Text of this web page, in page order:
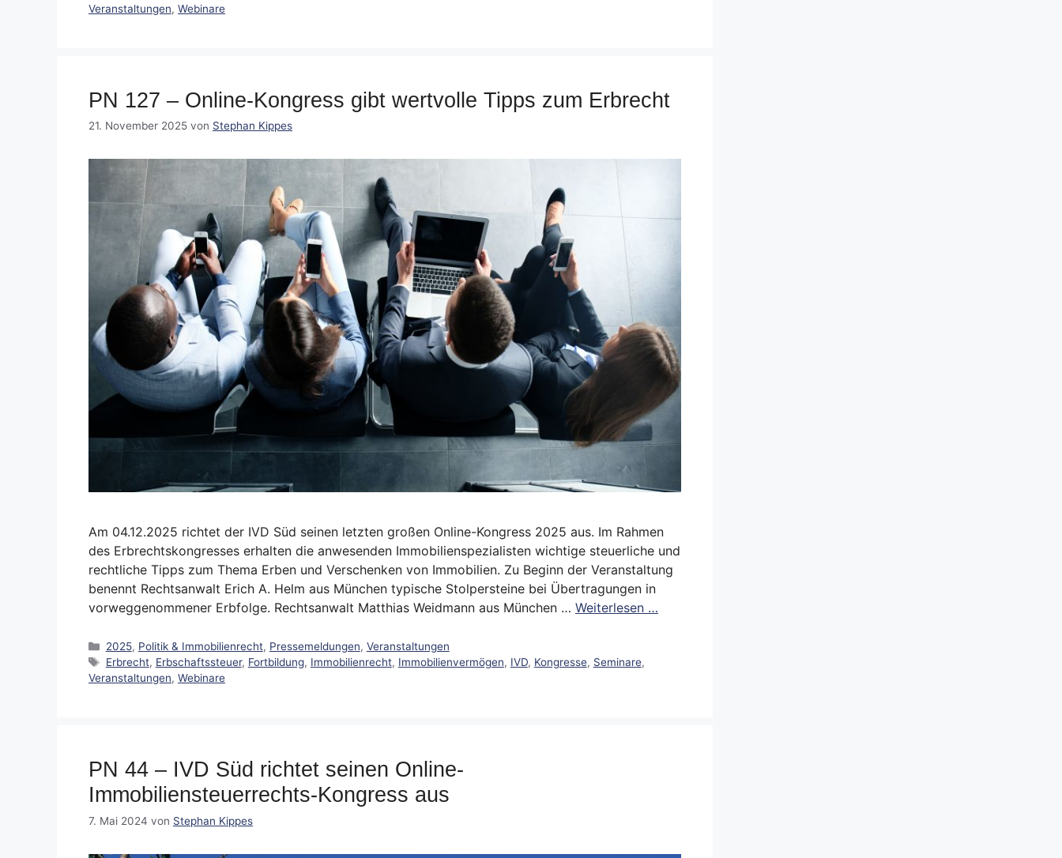
Veranstaltungen, Webinare
PN 127 – Online-Kongress gibt wertvolle Tipps zum Erbrecht
21. November 2025 von Stephan Kippes
Am 04.12.2025 richtet der IVD Süd seinen letzten großen Online-Kongress 2025 aus. Im Rahmen
des Erbrechtskongresses erhalten die anwesenden Immobilienspezialisten wichtige steuerliche und
rechtliche Tipps zum Thema Erben und Verschenken von Immobilien. Zu Beginn der Veranstaltung
benennt Rechtsanwalt Erich A. Helm aus München typische Stolpersteine bei Übertragungen in
vorweggenommener Erbfolge. Rechtsanwalt Matthias Weidmann aus München … Weiterlesen …
Kategorien
2025, Politik & Immobilienrecht, Pressemeldungen, Veranstaltungen
Schlagwörter
Erbrecht, Erbschaftssteuer, Fortbildung, Immobilienrecht, Immobilienvermögen, IVD, Kongresse, Seminare,
Veranstaltungen, Webinare
PN 44 – IVD Süd richtet seinen Online-
Immobiliensteuerrechts-Kongress aus
7. Mai 2024 von Stephan Kippes